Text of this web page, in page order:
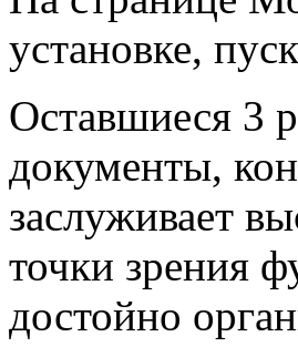
установке,
Оставшиеся 3
документы,
заслуживает
точки зрения
достойно